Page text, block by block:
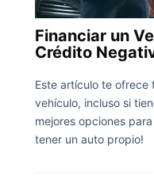
Financiar un
Crédito
Este artículo te ofrece
vehículo, incluso si
mejores opciones
tener un auto propio!